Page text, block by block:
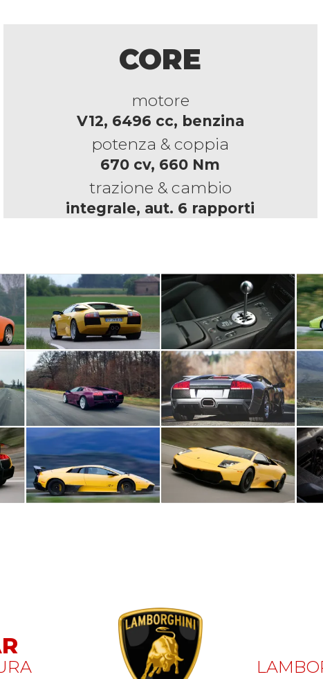
CORE
motore
V12, 6496 cc, benzina
potenza & coppia
670 cv, 660 Nm
trazione & cambio
integrale, aut. 6 rapporti